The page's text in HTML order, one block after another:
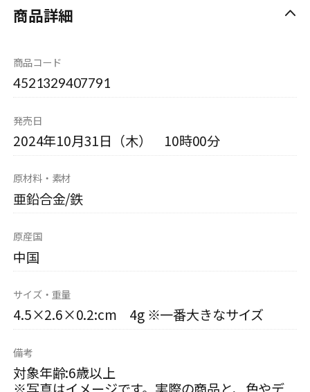
商品詳細
商品コード
4521329407791
発売日
2024年10月31日（木） 10時00分
原材料・素材
亜鉛合金/鉄
原産国
中国
サイズ・重量
4.5×2.6×0.2:cm 4g ※一番大きなサイズ
備考
対象年齢:6歳以上